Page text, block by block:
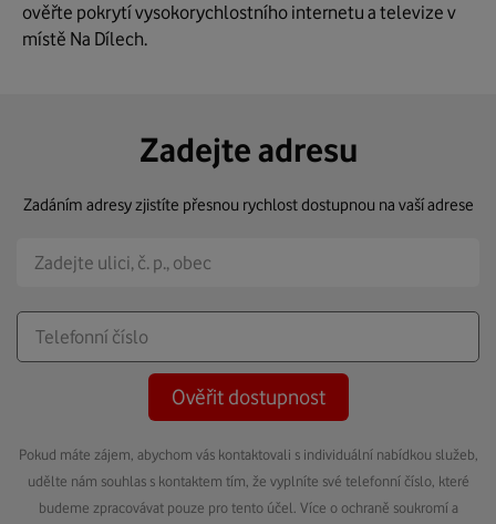
ověřte pokrytí vysokorychlostního internetu a televize v
místě Na Dílech.
Zadejte adresu
Zadáním adresy zjistíte přesnou rychlost dostupnou na vaší adrese
Ověřit dostupnost
Pokud máte zájem, abychom vás kontaktovali s individuální nabídkou služeb,
udělte nám souhlas s kontaktem tím, že vyplníte své telefonní číslo, které
budeme zpracovávat pouze pro tento účel. Více o ochraně soukromí a